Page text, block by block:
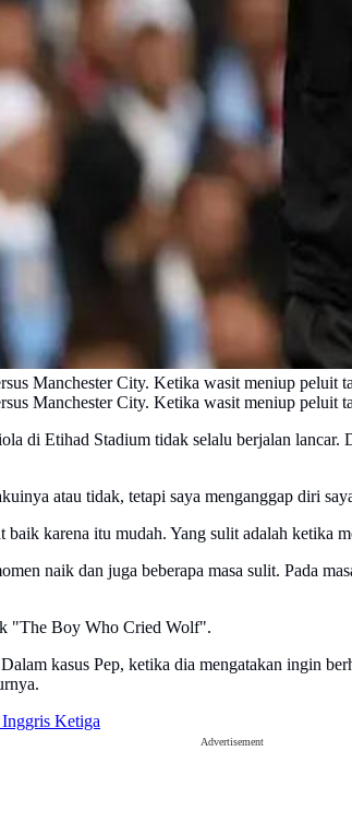
Manchester City. Ketika wasit meniup peluit
Manchester City. Ketika wasit meniup peluit
di Etihad Stadium tidak selalu berjalan
atau tidak, tetapi saya menganggap diri
karena itu mudah. Yang sulit adalah ketika
naik dan juga beberapa masa sulit. Pada
"The Boy Who Cried Wolf".
kasus Pep, ketika dia mengatakan ingin
Ketiga
Advertisement